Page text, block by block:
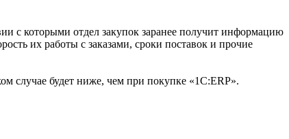
с которыми отдел закупок заранее получит информацию
их работы с заказами, сроки поставок и прочие
случае будет ниже, чем при покупке «1С:ERP».